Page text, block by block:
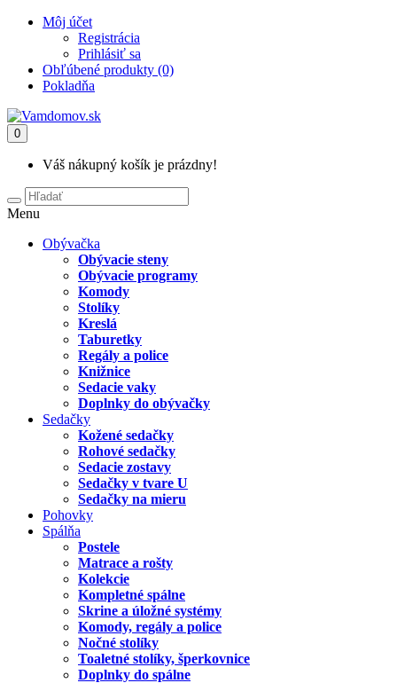
Môj účet
Registrácia
Prihlásiť sa
Obľúbené produkty (0)
Pokladňa
0
Váš nákupný košík je prázdny!
Menu
Obývačka
Obývacie steny
Obývacie programy
Komody
Stolíky
Kreslá
Taburetky
Regály a police
Knižnice
Sedacie vaky
Doplnky do obývačky
Sedačky
Kožené sedačky
Rohové sedačky
Sedacie zostavy
Sedačky v tvare U
Sedačky na mieru
Pohovky
Spálňa
Postele
Matrace a rošty
Kolekcie
Kompletné spálne
Skrine a úložné systémy
Komody, regály a police
Nočné stolíky
Toaletné stolíky, šperkovnice
Doplnky do spálne